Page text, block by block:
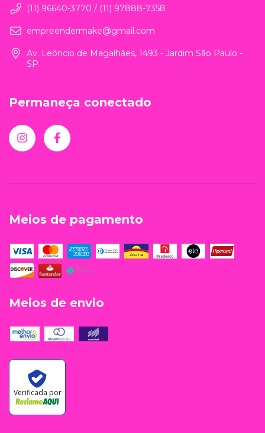
(11) 96640-3770 / (11) 97888-7358
empreendermake@gmail.com
Av. Leôncio de Magalhães, 1493 - Jardim São Paulo -
SP
Permaneça conectado
Meios de pagamento
Meios de envio
Verificada por